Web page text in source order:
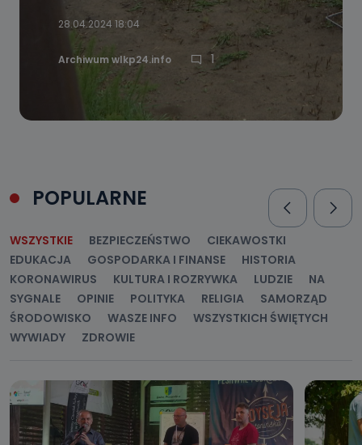
28.04.2024 18:04
Archiwum wlkp24.info 1
POPULARNE
WSZYSTKIE BEZPIECZEŃSTWO
CIEKAWOSTKI
EDUKACJA
GOSPODARKA I FINANSE
HISTORIA
KORONAWIRUS
KULTURA I ROZRYWKA LUDZIE
NA
SYGNALE
OPINIE POLITYKA RELIGIA
SAMORZĄD
ŚRODOWISKO
WASZE INFO
WSZYSTKICH ŚWIĘTYCH
WYWIADY
ZDROWIE